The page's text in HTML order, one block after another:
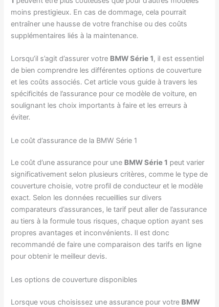
moins prestigieux. En cas de dommage, cela pourrait
entraîner une hausse de votre franchise ou des coûts
supplémentaires liés à la maintenance.
Lorsqu’il s’agit d’assurer votre BMW Série 1, il est essentiel
de bien comprendre les différentes options de couverture
et les coûts associés. Cet article vous guide à travers les
spécificités de l’assurance pour ce modèle de voiture, en
soulignant les choix importants à faire et les erreurs à
éviter.
Le coût d’assurance de la BMW Série 1
Le coût d’une assurance pour une BMW Série 1 peut varier
significativement selon plusieurs critères, comme le type de
couverture choisie, votre profil de conducteur et le modèle
exact. Selon les données recueillies sur divers
comparateurs d’assurances, le tarif peut aller de l’assurance
au tiers à la formule tous risques, chaque option ayant ses
propres avantages et inconvénients. Il est donc
recommandé de faire une comparaison des tarifs en ligne
pour obtenir le meilleur devis.
Les options de couverture disponibles
Lorsque vous choisissez une assurance pour votre BMW